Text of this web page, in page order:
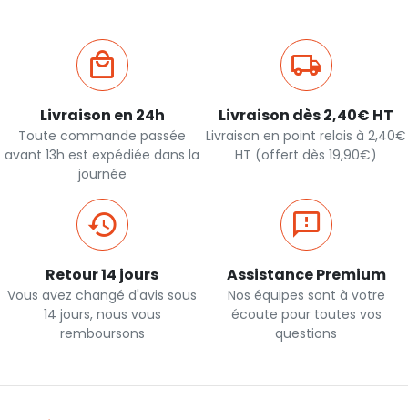
Livraison en 24h
Toute commande passée
avant 13h est expédiée dans la
journée
Livraison dès 2,40€ HT
Livraison en point relais à 2,40€
HT (offert dès 19,90€)
Retour 14 jours
Vous avez changé d'avis sous
14 jours, nous vous
remboursons
Assistance Premium
Nos équipes sont à votre
écoute pour toutes vos
questions